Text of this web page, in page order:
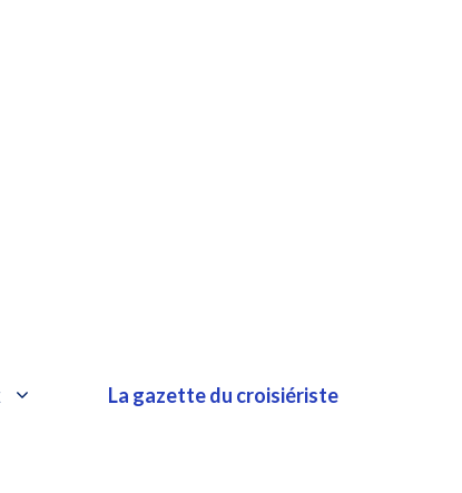
La gazette du croisiériste